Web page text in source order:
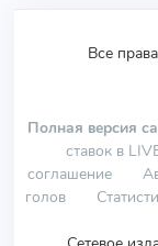
Все
Полная версия
ставок в
соглашение
голов